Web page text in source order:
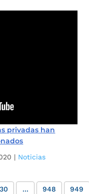
privadas han
| Noticias
30 ... 948
949